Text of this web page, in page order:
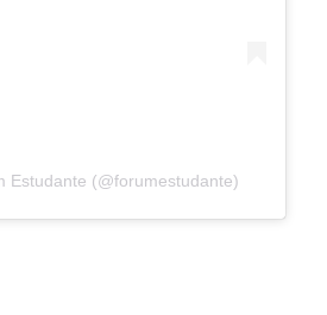
Estudante (@forumestudante)